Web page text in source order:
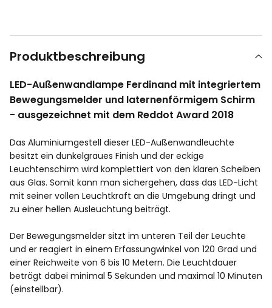
Produktbeschreibung
LED-Außenwandlampe Ferdinand mit integriertem
Bewegungsmelder und laternenförmigem Schirm
- ausgezeichnet mit dem Reddot Award 2018
Das Aluminiumgestell dieser LED-Außenwandleuchte
besitzt ein dunkelgraues Finish und der eckige
Leuchtenschirm wird komplettiert von den klaren Scheiben
aus Glas. Somit kann man sichergehen, dass das LED-Licht
mit seiner vollen Leuchtkraft an die Umgebung dringt und
zu einer hellen Ausleuchtung beiträgt.
Der Bewegungsmelder sitzt im unteren Teil der Leuchte
und er reagiert in einem Erfassungwinkel von 120 Grad und
einer Reichweite von 6 bis 10 Metern. Die Leuchtdauer
beträgt dabei minimal 5 Sekunden und maximal 10 Minuten
(einstellbar).